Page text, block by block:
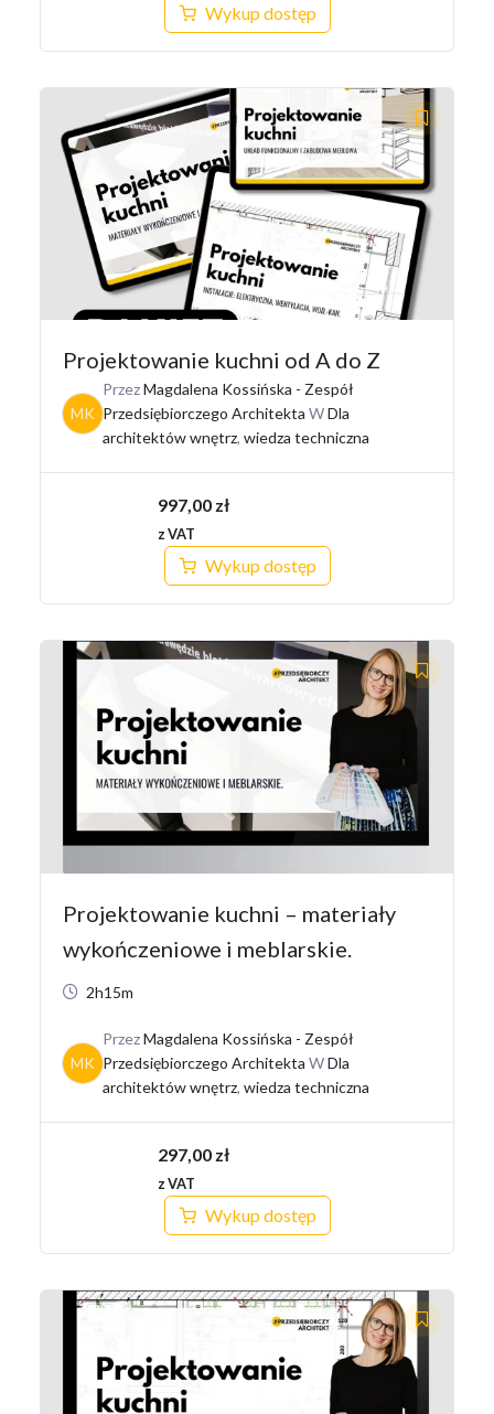
Wykup dostęp
Projektowanie kuchni od A do Z
MK
PrzezMagdalena Kossińska - Zespół
Przedsiębiorczego Architekta WDla
architektów wnętrz, wiedza techniczna
997,00 zł
z VAT
Wykup dostęp
Projektowanie kuchni – materiały
wykończeniowe i meblarskie.
2h15m
MK
PrzezMagdalena Kossińska - Zespół
Przedsiębiorczego Architekta WDla
architektów wnętrz, wiedza techniczna
297,00 zł
z VAT
Wykup dostęp